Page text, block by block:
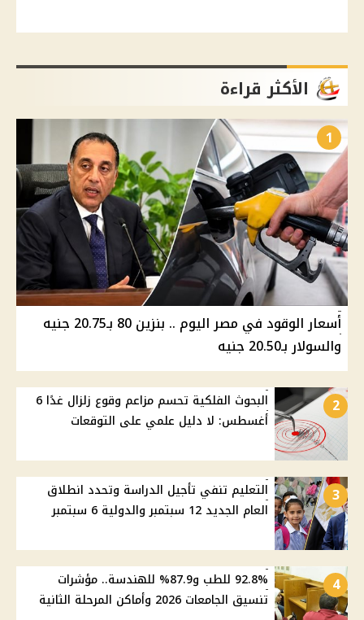
الأكثر قراءة
1
أسعار الوقود في مصر اليوم .. بنزين 80 بـ20.75 جنيه
والسولار بـ20.50 جنيه
2
البحوث الفلكية تحسم مزاعم وقوع زلزال غدًا 6
أغسطس: لا دليل علمي على التوقعات
3
التعليم تنفي تأجيل الدراسة وتحدد انطلاق
العام الجديد 12 سبتمبر والدولية 6 سبتمبر
4
92.8% للطب و87.9% للهندسة.. مؤشرات
تنسيق الجامعات 2026 وأماكن المرحلة الثانية